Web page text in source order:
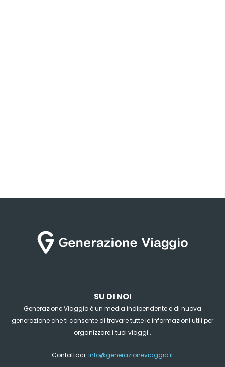
SU DI NOI
Generazione Viaggio è un media indipendente e di nuova
generazione che ti consente di trovare tutte le informazioni utili per
organizzare i tuoi viaggi .
Contattaci: info@generazioneviaggio.it